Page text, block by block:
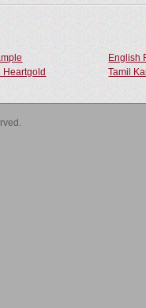
English
Heartgold Tamil